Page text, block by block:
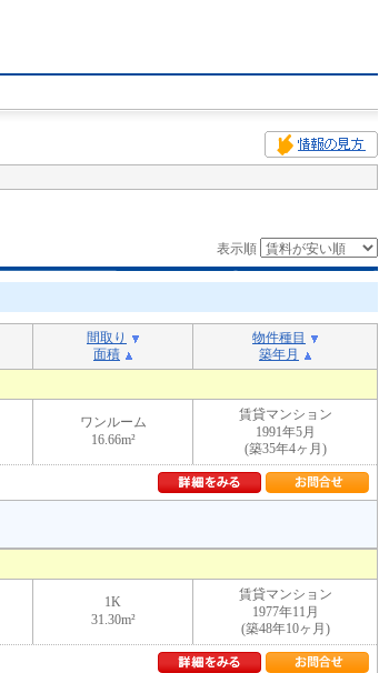
表示順
間取り
面積
物件種目
築年月
ワンルーム
16.66m²
賃貸マンション
1991年5月
(築35年4ヶ月)
1K
31.30m²
賃貸マンション
1977年11月
(築48年10ヶ月)